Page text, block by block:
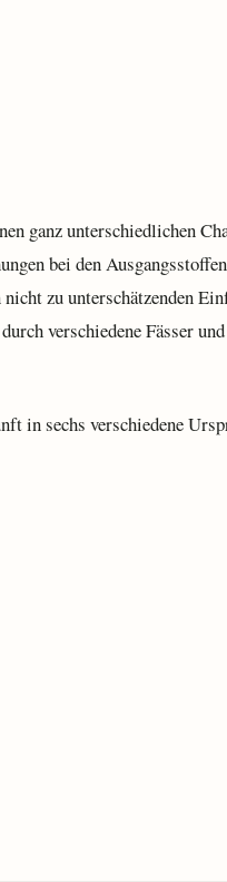
ganz unterschiedlichen
bei den
zu unterschätzenden
verschiedene Fässer
in sechs verschiedene